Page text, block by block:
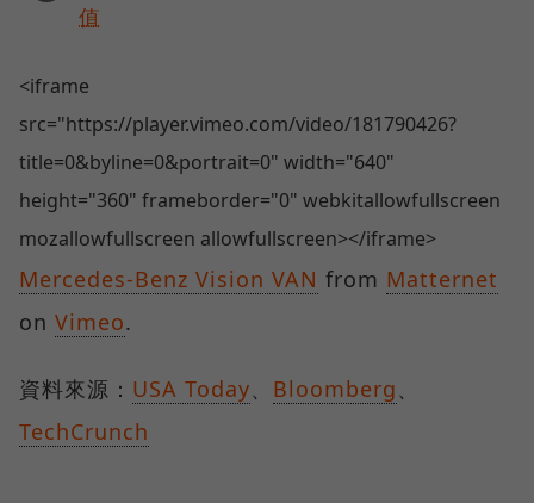
值
<iframe
src="https://player.vimeo.com/video/181790426?
title=0&byline=0&portrait=0" width="640"
height="360" frameborder="0" webkitallowfullscreen
mozallowfullscreen allowfullscreen></iframe>
Mercedes-Benz Vision VAN from Matternet
on Vimeo.
資料來源： USA Today Bloomberg
TechCrunch